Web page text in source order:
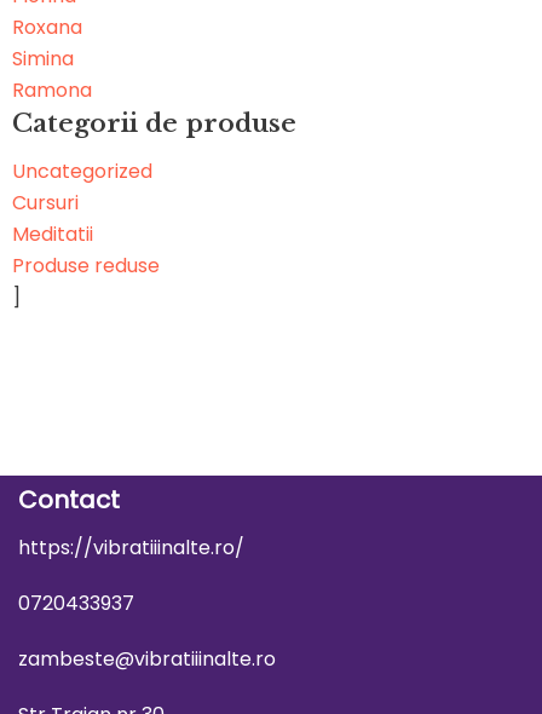
Roxana
Simina
Ramona
Categorii de produse
Uncategorized
Cursuri
Meditatii
Produse reduse
]
Contact
https://vibratiiinalte.ro/
0720433937
zambeste@vibratiiinalte.ro